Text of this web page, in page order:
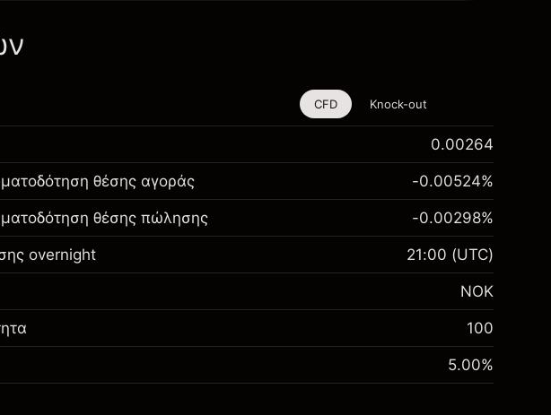
είναι
μέσω CFDs και
με:
CFD Knock-out
0.00264
θέσης αγοράς
NOK 1,000.00
-0.00524%
θέσης πώλησης
NOK 1,000.00
-0.00298%
overnight 21:00 (UTC)
NOK
100
5.00%